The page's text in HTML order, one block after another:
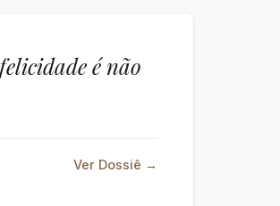
é não
Ver Dossiê →